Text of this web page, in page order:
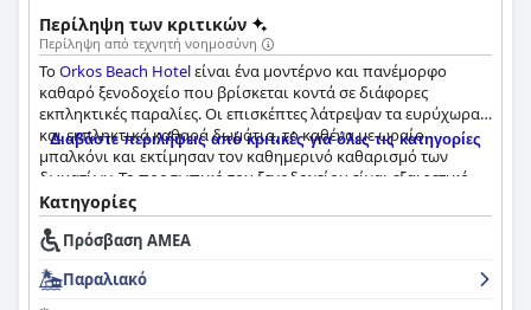
Περίληψη των κριτικών
Περίληψη από τεχνητή νοημοσύνη
ΤοOrkos Beach Hotelείναι ένα μοντέρνο και πανέμορφο
καθαρό ξενοδοχείο που βρίσκεται κοντά σε διάφορες
εκπληκτικές παραλίες. Οι επισκέπτες λάτρεψαν τα ευρύχωρα
και εκπληκτικά καθαρά δωμάτια, το καθένα με ωραίο
μπαλκόνι και εκτίμησαν τον καθημερινό καθαρισμό των
δωματίων. Το προσωπικό του ξενοδοχείου είναι εξαιρετικό,
περιγράφεται ως εξαιρετικά ωραίο, ευγενικό, εξυπηρετικό,
εξυπηρετικό, φιλικό, οικογενειακό και πάντα διαθέσιμο. Το
πρωινό που προσφέρθηκε ήταν εξαιρετικό με πολλές
μπέικον, λουκάνικο και φρέσκα φρούτα. Το ξενοδοχείο
προσφέρει έναν όμορφο χώρο πισίνας, ιδανικό για
Διαβάστε περιλήψεις από κριτικές για όλες τις κατηγορίες
Κατηγορίες
Πρόσβαση ΑΜΕΑ
Παραλιακό